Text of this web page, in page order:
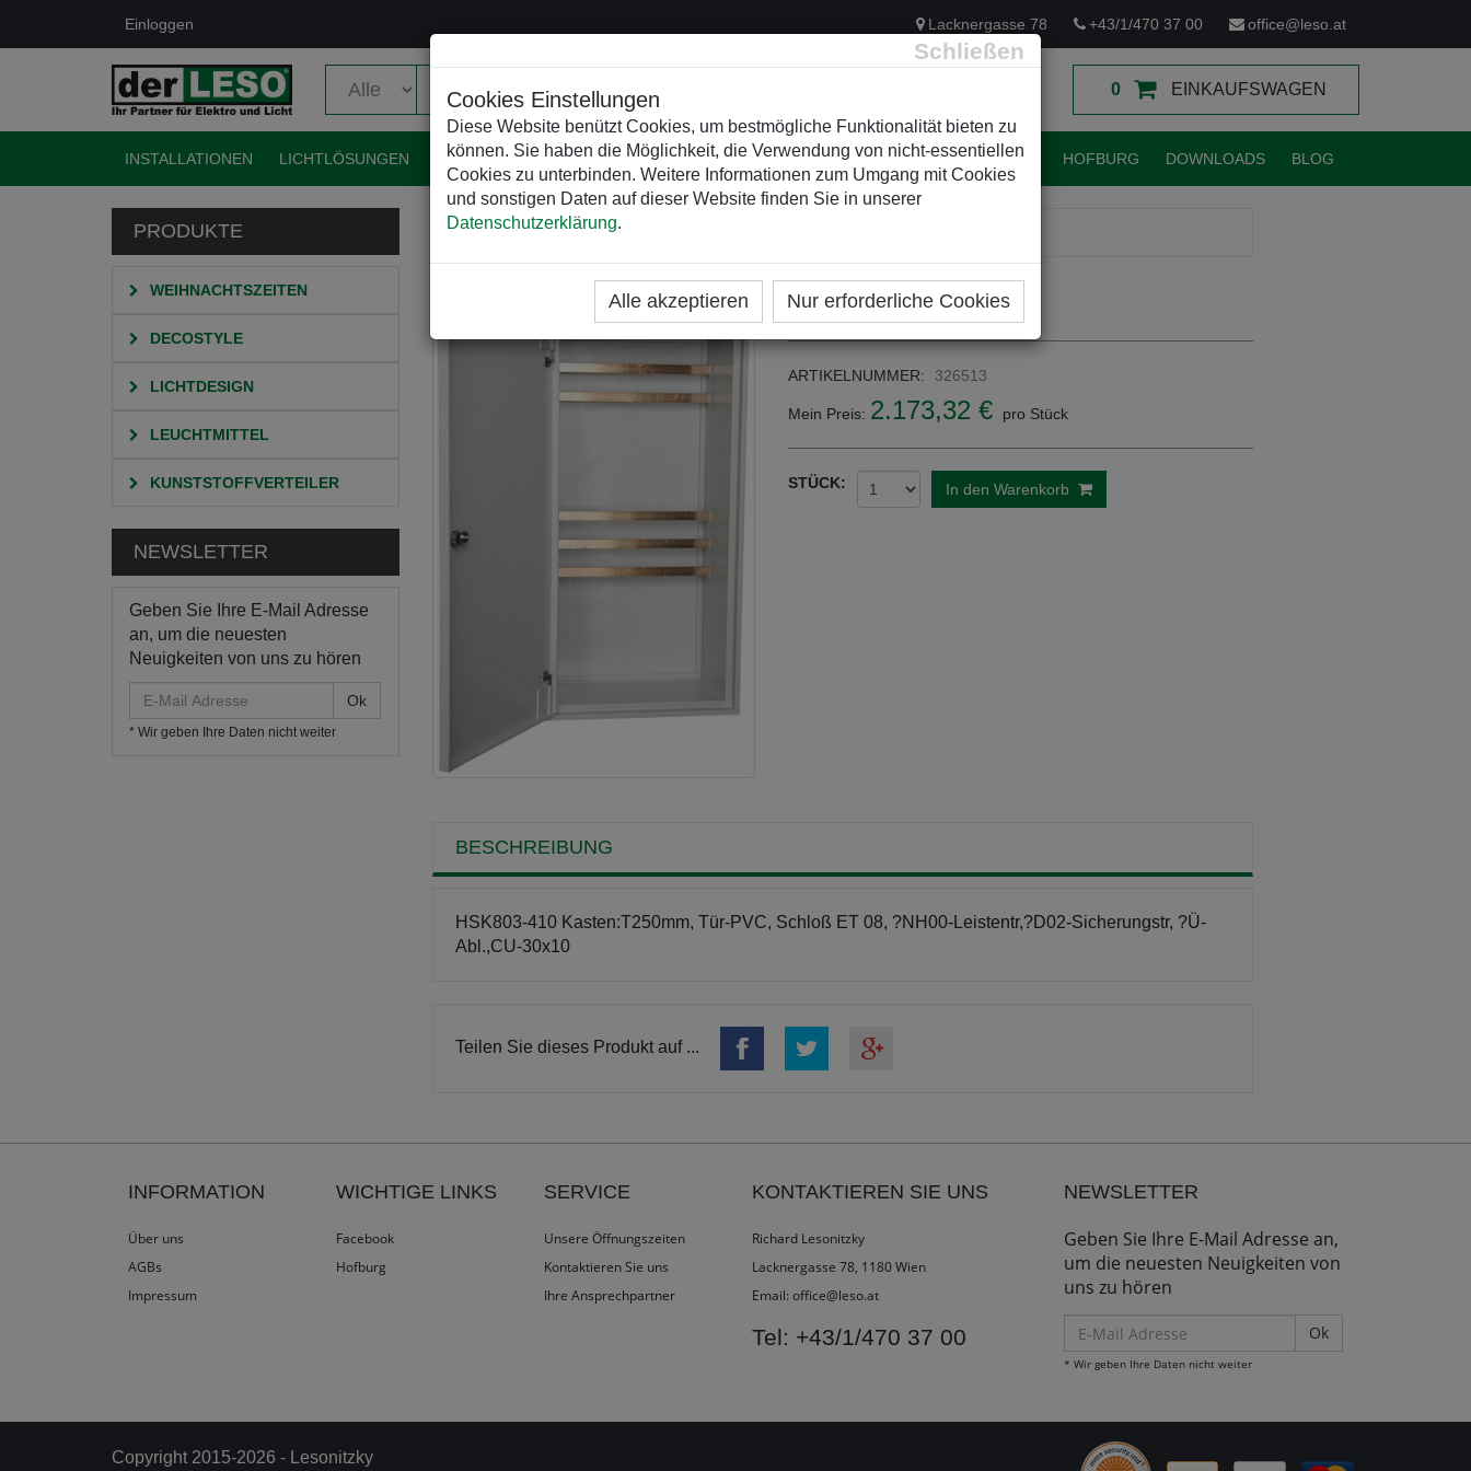
Schließen
Cookies Einstellungen
Diese Website benützt Cookies, um bestmögliche Funktionalität bieten zu
können. Sie haben die Möglichkeit, die Verwendung von nicht-essentiellen
Cookies zu unterbinden. Weitere Informationen zum Umgang mit Cookies
und sonstigen Daten auf dieser Website finden Sie in unserer
Datenschutzerklärung.
Alle akzeptieren Nur erforderliche Cookies
Einloggen Lacknergasse 78 +43/1/470 37 00 office@leso.at
0 EINKAUFSWAGEN
INSTALLATIONEN LICHTLÖSUNGEN EVENTELEKTRIK KUNSTSTOFFVERTEILER WEIHNACHTSBELEUCHTUNGEN HOFBURG DOWNLOADS BLOG
PRODUKTE
WEIHNACHTSZEITEN
DECOSTYLE
LICHTDESIGN
LEUCHTMITTEL
KUNSTSTOFFVERTEILER
NEWSLETTER
Geben Sie Ihre E-Mail Adresse
an, um die neuesten
Neuigkeiten von uns zu hören
Mail
Adresse
* Wir geben Ihre Daten nicht weiter
HOME KATEGORIEN
HSK803-410
ARTIKELNUMMER: 326513
Mein Preis: 2.173,32 € pro Stück
STÜCK: In den Warenkorb
BESCHREIBUNG
HSK803-410 Kasten:T250mm, Tür-PVC, Schloß ET 08, ?NH00-Leistentr,?D02-Sicherungstr, ?Ü-
Abl.,CU-30x10
Teilen Sie dieses Produkt auf ...
INFORMATION
Über uns
AGBs
Impressum
WICHTIGE LINKS
Facebook
Hofburg
SERVICE
Unsere Öffnungszeiten
Kontaktieren Sie uns
Ihre Ansprechpartner
KONTAKTIEREN SIE UNS
Richard Lesonitzky
Lacknergasse 78, 1180 Wien
Email: office@leso.at
Tel: +43/1/470 37 00
NEWSLETTER
Geben Sie Ihre E-Mail Adresse an,
um die neuesten Neuigkeiten von
uns zu hören
Mail
Adresse
* Wir geben Ihre Daten nicht weiter
Copyright 2015-2026 - Lesonitzky